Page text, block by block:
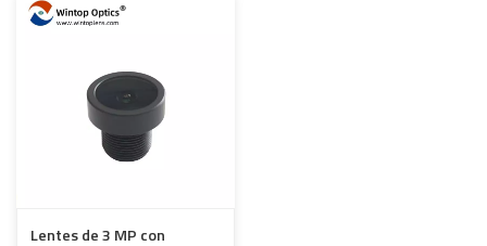
Lentes de 3 MP con